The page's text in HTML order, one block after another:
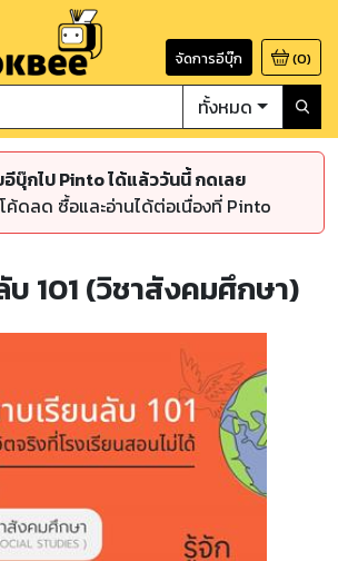
จัดการอีบุ๊ก (0)
ทั้งหมด
อีบุ๊กไป Pinto ได้แล้ววันนี้ กดเลย
ค้ดลด ซื้อและอ่านได้ต่อเนื่องที่ Pinto
บ 101 (วิชาสังคมศึกษา)